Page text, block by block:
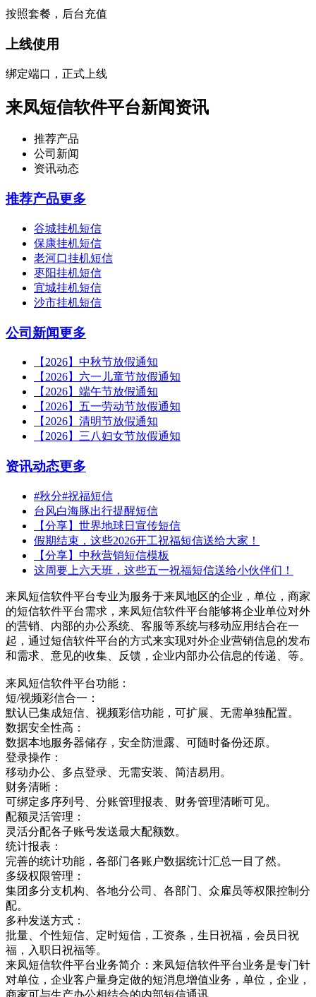
按照套餐，后台充值
上线使用
绑定端口，正式上线
来凤短信软件平台新闻资讯
推荐产品
公司新闻
资讯动态
推荐产品更多
谷城挂机短信
保康挂机短信
老河口挂机短信
枣阳挂机短信
宜城挂机短信
沙市挂机短信
公司新闻更多
【2026】中秋节放假通知
【2026】六一儿童节放假通知
【2026】端午节放假通知
【2026】五一劳动节放假通知
【2026】清明节放假通知
【2026】三八妇女节放假通知
资讯动态更多
#秋分#祝福短信
台风白海豚出行提醒短信
【分享】世界地球日宣传短信
假期结束，这些2026开工祝福短信送给大家！
【分享】中秋营销短信模板
这周要上六天班，这些五一祝福短信送给小伙伴们！
来凤短信软件平台专业为服务于来凤地区的企业，单位，商家
的短信软件平台需求，来凤短信软件平台能够将企业单位对外
的营销、内部的办公系统、客服等系统与移动应用结合在一
起，通过短信软件平台的方式来实现对外企业营销信息的发布
和需求、意见的收集、反馈，企业内部办公信息的传递、等。
来凤短信软件平台功能：
短/视频彩信合一：
默认已集成短信、视频彩信功能，可扩展、无需单独配置。
数据安全性高：
数据本地服务器储存，安全防泄露、可随时备份还原。
登录操作：
移动办公、多点登录、无需安装、简洁易用。
财务清晰：
可绑定多序列号、分账管理报表、财务管理清晰可见。
配额灵活管理：
灵活分配各子账号发送最大配额数。
统计报表：
完善的统计功能，各部门各账户数据统计汇总一目了然。
多级权限管理：
集团多分支机构、各地分公司、各部门、众雇员等权限控制分
配。
多种发送方式：
批量、个性短信、定时短信，工资条，生日祝福，会员日祝
福，入职日祝福等。
来凤短信软件平台业务简介：来凤短信软件平台业务是专门针
对单位，企业客户量身定做的短消息增值业务，单位，企业，
商家可与生产办公相结合的内部短信通讯，